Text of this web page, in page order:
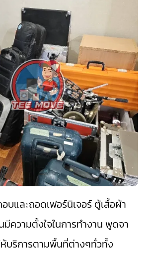
บและถอดเฟอร์นิเจอร์ ตู้เสื้อผ้า
ความตั้งใจในการทำงาน พูดจา
บริการตามพื้นที่ต่างๆทั่วทั้ง